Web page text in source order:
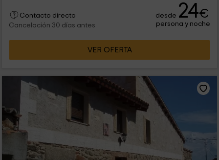
Contacto directo
Cancelación 30 días antes
desde 24€
persona y noche
VER OFERTA